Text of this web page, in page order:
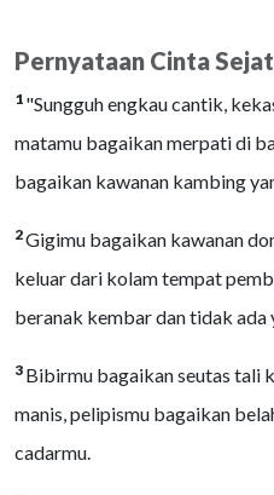
Pernyataan Cinta
1 "Sungguh engkau cantik,
matamu bagaikan merpati di
bagaikan kawanan kambing
2Gigimu bagaikan kawanan
keluar dari kolam tempat
beranak kembar dan tidak ada
3 Bibirmu bagaikan seutas tali
manis, pelipismu bagaikan
cadarmu.